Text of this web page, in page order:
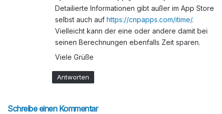
Detailierte Informationen gibt außer im App Store
selbst auch auf https://cnpapps.com/itime/.
Vielleicht kann der eine oder andere damit bei
seinen Berechnungen ebenfalls Zeit sparen.
Viele Grüße
Antworten
Schreibe einen Kommentar